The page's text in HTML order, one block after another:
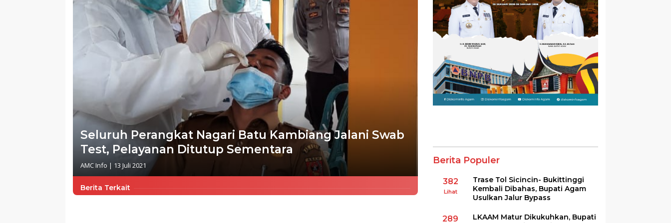
Seluruh Perangkat Nagari Batu Kambiang Jalani Swab
Test, Pelayanan Ditutup Sementara
AMC Info | 13 Juli 2021
Berita Terkait
Berita Populer
382
Lihat
Trase Tol Sicincin- Bukittinggi
Kembali Dibahas, Bupati Agam
Usulkan Jalur Bypass
289
LKAAM Matur Dikukuhkan, Bupati